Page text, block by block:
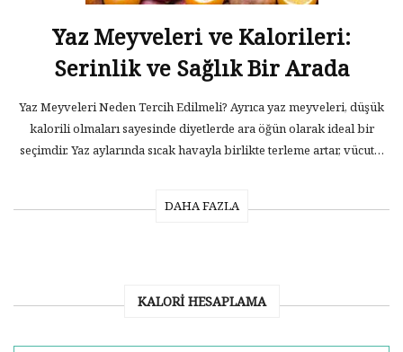
Yaz Meyveleri ve Kalorileri:
Serinlik ve Sağlık Bir Arada
Yaz Meyveleri Neden Tercih Edilmeli? Ayrıca yaz meyveleri, düşük
kalorili olmaları sayesinde diyetlerde ara öğün olarak ideal bir
seçimdir. Yaz aylarında sıcak havayla birlikte terleme artar, vücut…
DAHA FAZLA
KALORI HESAPLAMA